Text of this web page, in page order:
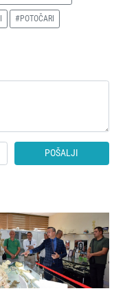
#POTOČARI
POŠALJI